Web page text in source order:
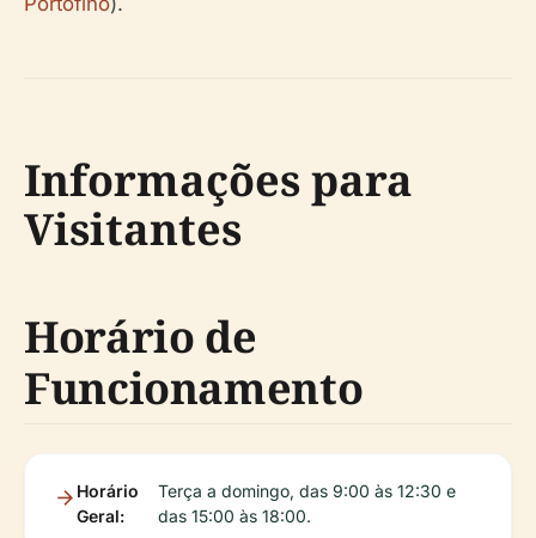
Informações para
Visitantes
Horário de
Funcionamento
Horário
Geral:
Terça a domingo, das 9:00 às 12:30 e
das 15:00 às 18:00.